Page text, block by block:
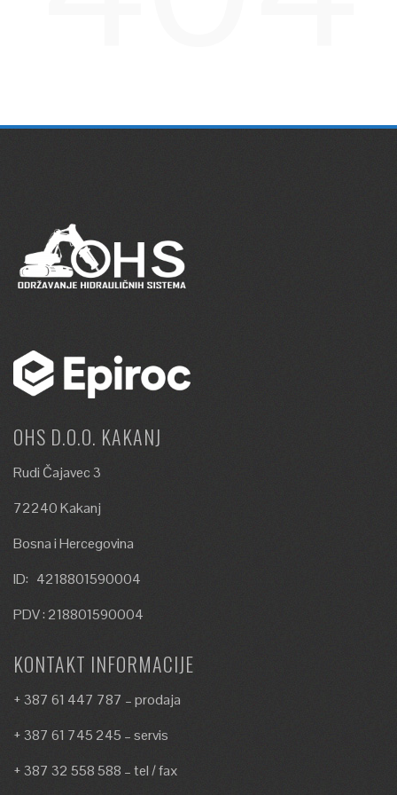
OHS D.O.O. KAKANJ
Rudi Čajavec 3
72240 Kakanj
Bosna i Hercegovina
ID: 4218801590004
PDV : 218801590004
KONTAKT INFORMACIJE
+ 387 61 447 787 – prodaja
+ 387 61 745 245 – servis
+ 387 32 558 588 – tel / fax